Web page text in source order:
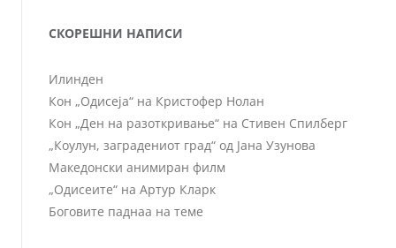
СКОРЕШНИ НАПИСИ
Илинден
Кон „Одисеја“ на Кристофер Нолан
Кон „Ден на разоткривање“ на Стивен Спилберг
„Коулун, заградениот град“ од Јана Узунова
Македонски анимиран филм
„Одисеите“ на Артур Кларк
Боговите паднаа на теме